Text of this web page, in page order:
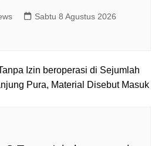
Sabtu 8 Agustus 2026